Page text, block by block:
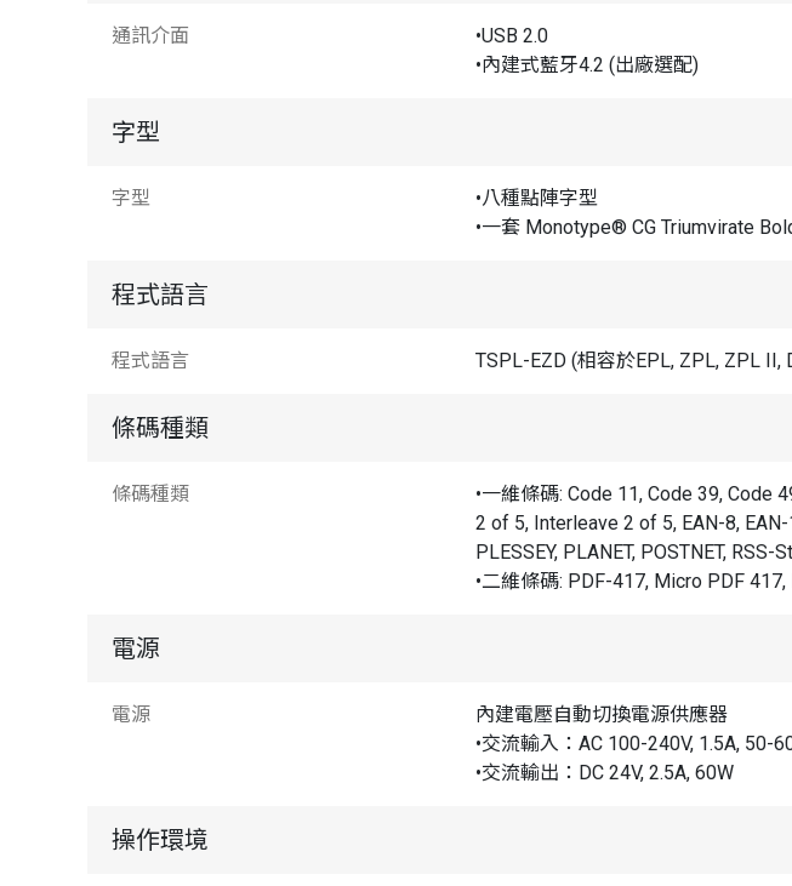
通訊介面
•USB 2.0
•內建式藍牙4.2 (出廠選配)
字型
字型
•八種點陣字型
•一套 Monotype® CG Triumvirate
程式語言
程式語言 TSPL-EZD (相容於EPL, ZPL, ZPL II,
條碼種類
條碼種類
•一維條碼: Code 11, Code 39, Code
2 of 5, Interleave 2 of 5, EAN-8,
PLESSEY, PLANET, POSTNET,
•二維條碼: PDF-417, Micro PDF
電源
電源
內建電壓自動切換電源供應器
•交流輸入：AC 100-240V, 1.5A, 50-
•交流輸出：DC 24V, 2.5A, 60W
操作環境